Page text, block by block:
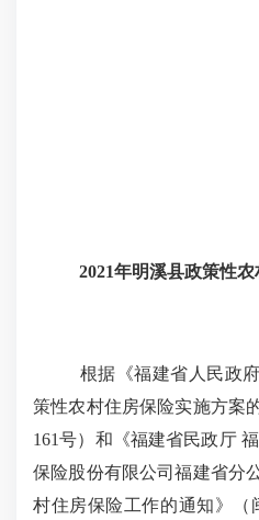
2021年明溪县政策性
根据《福建省人民政
策性农村住房保险实施方案
161号）和《福建省民政厅
保险股份有限公司福建省分
村住房保险工作的通知》（